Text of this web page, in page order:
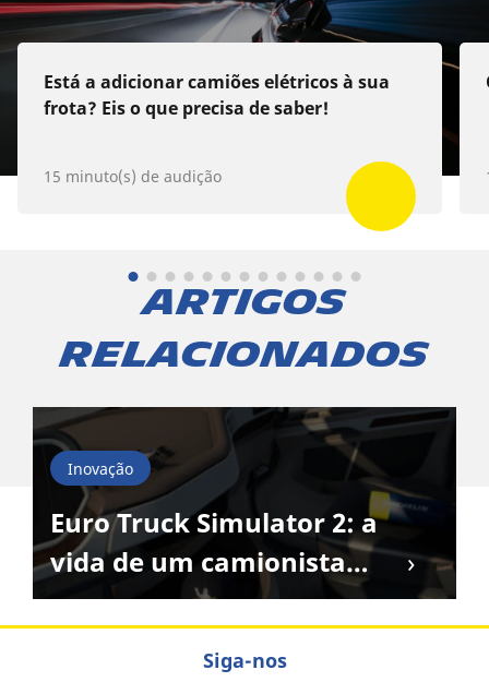
Está a adicionar camiões elétricos à sua
frota? Eis o que precisa de saber!
15 minuto(s) de audição
Spotify
Artigos
relacionados
Inovação
Euro Truck Simulator 2: a
vida de um camionista
num jogo
Siga-nos